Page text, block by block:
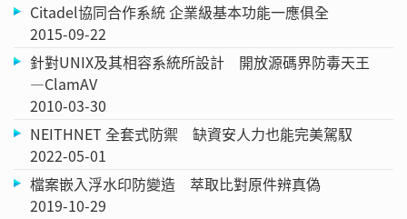
Citadel協同合作系統 企業級基本功能一應俱全
2015-09-22
針對UNIX及其相容系統所設計 開放源碼界防毒天王
—ClamAV
2010-03-30
NEITHNET 全套式防禦 缺資安人力也能完美駕馭
2022-05-01
檔案嵌入浮水印防變造 萃取比對原件辨真偽
2019-10-29